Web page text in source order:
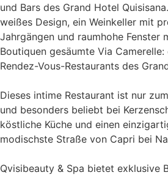
und Bars des Grand Hotel
weißes Design, ein Weinkeller mit
Jahrgängen und raumhohe Fenster
Boutiquen gesäumte Via
Rendez-Vous-Restaurants des
Dieses intime Restaurant ist nur
und besonders beliebt bei
köstliche Küche und einen
modischste Straße von Capri bei
Qvisibeauty & Spa bietet exklusive